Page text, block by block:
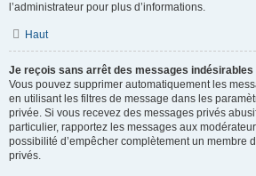
l’administrateur pour plus d’informations.
Haut
Je reçois sans arrêt des messages indésirables
Vous pouvez supprimer automatiquement les
en utilisant les filtres de message dans les
privée. Si vous recevez des messages privés
particulier, rapportez les messages aux
possibilité d’empêcher complètement un membre
privés.